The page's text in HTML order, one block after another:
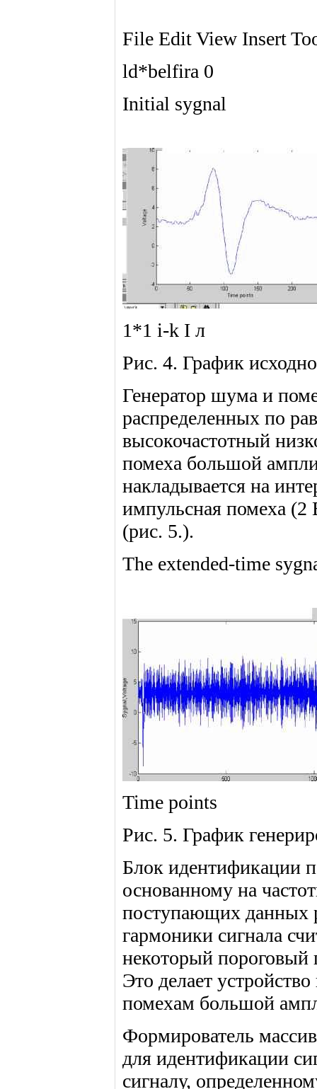
File Edit View Insert
ld*belfira 0
Initial sygnal
1*1 i-k I л
Рис. 4. График
Генератор шума и
распределенных по
высокочастотный
помеха большой
накладывается на
импульсная помеха (2
(рис. 5.).
The extended-time
Time points
Рис. 5. График
Блок идентификации
основанному на
поступающих данных
гармоники сигнала
некоторый пороговый
Это делает
помехам большой
Формирователь
для идентификации
сигналу,